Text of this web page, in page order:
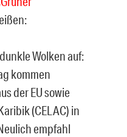
Wolken auf:
kommen
der EU sowie
(CELAC) in
empfahl